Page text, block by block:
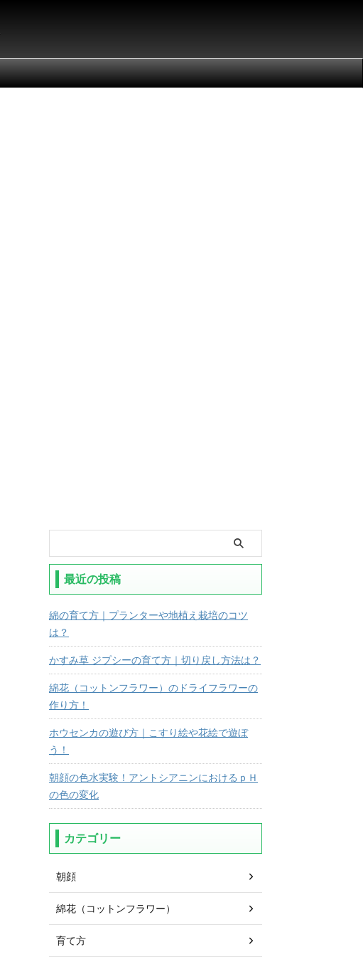
最近の投稿
綿の育て方｜プランターや地植え栽培のコツ
は？
かすみ草 ジプシーの育て方｜切り戻し方法は？
綿花（コットンフラワー）のドライフラワーの
作り方！
ホウセンカの遊び方｜こすり絵や花絵で遊ぼ
う！
朝顔の色水実験！アントシアニンにおけるｐＨ
の色の変化
カテゴリー
朝顔
綿花（コットンフラワー）
育て方